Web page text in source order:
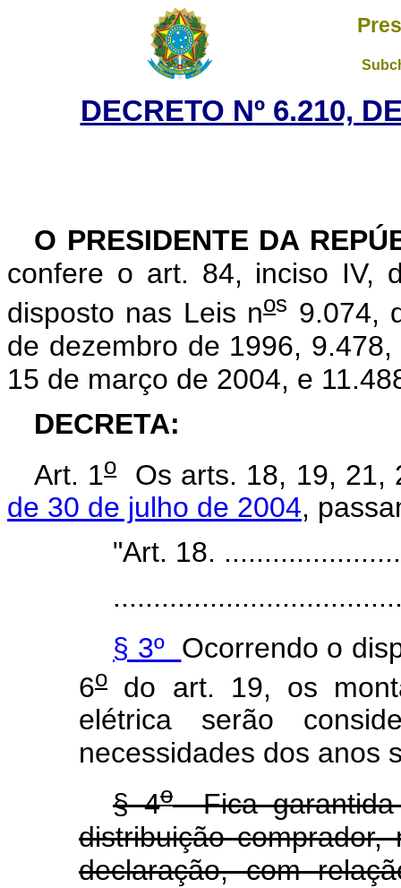
DECRETO Nº 6.210,
O PRESIDENTE DA
confere o art. 84, inciso IV,
disposto nas Leis nos 9.074,
de dezembro de 1996,
15 de março de 2004, e
DECRETA:
Art. 1oOs arts. 18, 19, 21,
de 30 de julho de 2004,
"Art. 18.
§ 3º Ocorrendo o
6o do art. 19, os
elétrica serão
necessidades dos anos
§ 4oFica garantida
distribuição
declaração, com